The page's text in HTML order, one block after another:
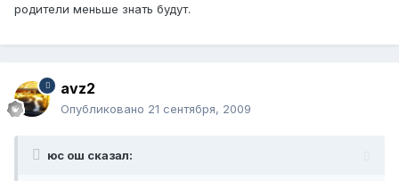
родители меньше знать будут.
avz2
Опубликовано 21 сентября, 2009
юс ош сказал: